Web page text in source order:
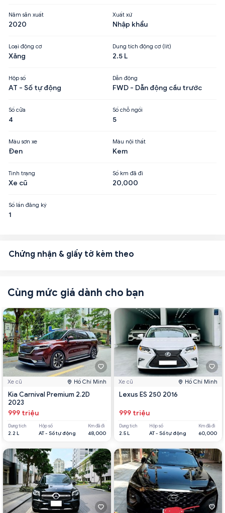
Năm sản xuất
2020
Xuất xứ
Nhập khẩu
Loại động cơ
Xăng
Dung tích động cơ (lít)
2.5 L
Hộp số
AT - Số tự động
Dẫn động
FWD - Dẫn động cầu trước
Số cửa
4
Số chỗ ngồi
5
Màu sơn xe
Đen
Màu nội thất
Kem
Tình trạng
Xe cũ
Số km đã đi
20,000
Số lần đăng ký
1
Chứng nhận & giấy tờ kèm theo
Cùng mức giá dành cho bạn
Xe cũ Hồ Chí Minh
Kia Carnival Premium 2.2D
2023
999 triệu
Dung tích
2.2 L
Hộp số
AT - Số tự động
Km đã đi
48,000
Xe cũ Hồ Chí Minh
Lexus ES 250 2016
999 triệu
Dung tích
2.5 L
Hộp số
AT - Số tự động
Km đã đi
60,000